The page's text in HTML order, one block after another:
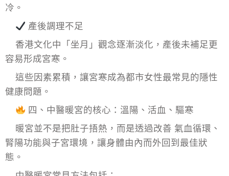
冷。
產後調理不足
香港文化中「坐月」觀念逐漸淡化，產後未補足更
容易形成宮寒。
這些因素累積，讓宮寒成為都市女性最常見的隱性
健康問題。
四、中醫暖宮的核心：溫陽、活血、驅寒
暖宮並不是把肚子捂熱，而是透過改善 氣血循環、
腎陽功能與子宮環境，讓身體由內而外回到最佳狀
態。